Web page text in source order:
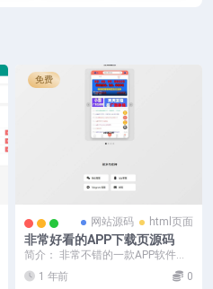
免费
网站源码 html页面
非常好看的APP下载页源码
简介： 非常不错的一款APP软件下
载介绍页源码，带有iOS和安卓下载
入口，自适应...
1 年前 0